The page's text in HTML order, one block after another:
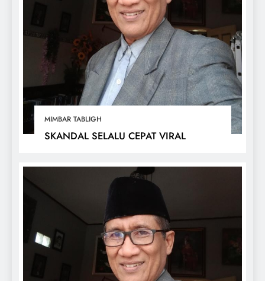
MIMBAR TABLIGH
SKANDAL SELALU CEPAT VIRAL